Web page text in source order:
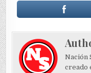
Nación
creado